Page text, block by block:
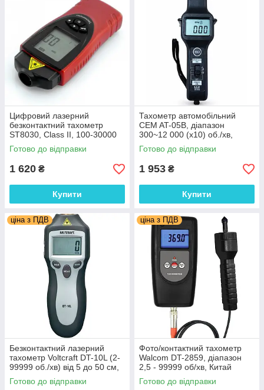
Цифровий лазерний
безконтактний тахометр
ST8030, Class II, 100-30000
об/хв, відстань 100-400мм
Готово до відправки
1 620 ₴
Купити
Тахометр автомобільний
CEM AT-05B, діапазон
300~12 000 (x10) об./хв,
вимірювання від 1 до 8
циліндрів, 4 і 2-тактних,
Готово до відправки
1 953 ₴
Купити
ціна з ПДВ
Безконтактний лазерний
тахометр Voltcraft DT-10L (2-
99999 об./хв) від 5 до 50 см,
Німеччина
Готово до відправки
ціна з ПДВ
Фото/контактний тахометр
Walcom DT-2859, діапазон
2,5 - 99999 об/хв, Китай
Готово до відправки